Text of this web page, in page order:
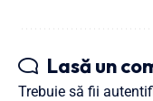
Lasă un
Trebuie să fii